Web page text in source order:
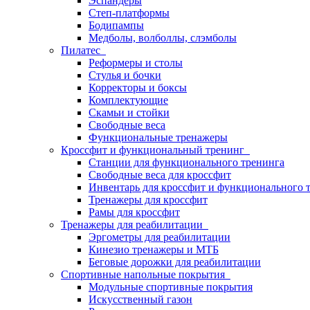
Степ-платформы
Бодипампы
Медболы, волболлы, слэмболы
Пилатес
Реформеры и столы
Стулья и бочки
Корректоры и боксы
Комплектующие
Скамьи и стойки
Свободные веса
Функциональные тренажеры
Кроссфит и функциональный тренинг
Станции для функционального тренинга
Свободные веса для кроссфит
Инвентарь для кроссфит и функционального
Тренажеры для кроссфит
Рамы для кроссфит
Тренажеры для реабилитации
Эргометры для реабилитации
Кинезио тренажеры и МТБ
Беговые дорожки для реабилитации
Спортивные напольные покрытия
Модульные спортивные покрытия
Искусственный газон